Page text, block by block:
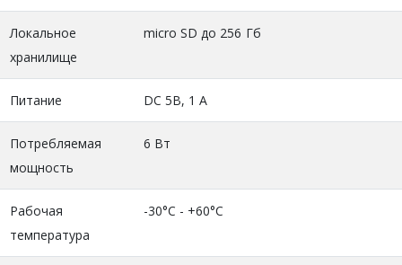
Локальное
хранилище
micro SD до 256 Гб
Питание DC 5В, 1 А
Потребляемая
мощность
6 Вт
Рабочая
температура
-30°C - +60°C